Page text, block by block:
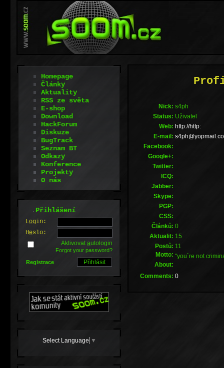
Nick: s4ph
Status: Uživatel
Web: http://http:
E-mail:
Facebook:
Google+:
Twitter:
ICQ:
Jabber:
Skype:
PGP:
CSS:
Článků: 0
Aktualit: 15
Postů: 11
Motto: "you`re not
About:
Comments: 0
Homepage
Články
Aktuality
RSS ze světa
E-shop
Download
HackForum
Diskuze
BugTrack
Seznam BT
Odkazy
Konference
Projekty
O nás
.Přihlášení
Login:
Heslo:
Aktivovatautologin
Forgot your password?
Registrace
Select Language ▼